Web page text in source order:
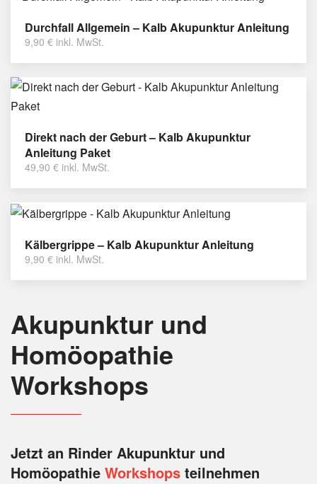
Durchfall Allgemein – Kalb Akupunktur Anleitung
9,90 € inkl. MwSt.
Direkt nach der Geburt – Kalb Akupunktur
Anleitung Paket
49,90 € inkl. MwSt.
Kälbergrippe – Kalb Akupunktur Anleitung
9,90 € inkl. MwSt.
Akupunktur und
Homöopathie
Workshops
Jetzt an Rinder Akupunktur und
Homöopathie Workshops teilnehmen